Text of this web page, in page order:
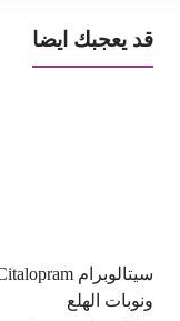
قد يعجبك ايضا
ونوبات الهلع